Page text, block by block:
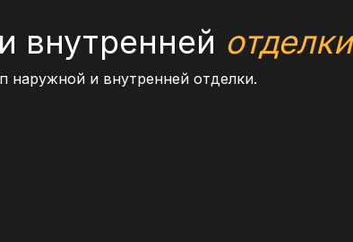
внутренней отделки
наружной и внутренней отделки.